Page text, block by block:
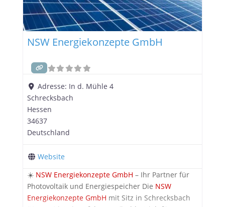
NSW Energiekonzepte GmbH
Adresse: In d. Mühle 4
Schrecksbach
Hessen
34637
Deutschland
Website
☀️ NSW Energiekonzepte GmbH – Ihr Partner für
Photovoltaik und Energiespeicher Die NSW
Energiekonzepte GmbH mit Sitz in Schrecksbach